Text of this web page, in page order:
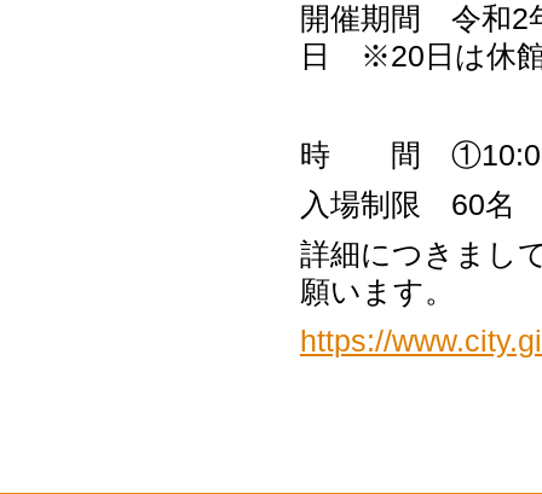
開催期間 令和2
日 ※20日は休
時 間 ①10:00
入場制限 60名
詳細につきまし
願います。
https://